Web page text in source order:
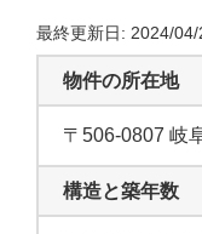
e
最終更新日: 2024/04/
物件の所在地
〒506-0807 岐
構造と築年数